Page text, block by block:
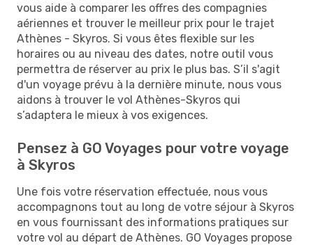
vous aide à comparer les offres des compagnies
aériennes et trouver le meilleur prix pour le trajet
Athènes - Skyros. Si vous êtes flexible sur les
horaires ou au niveau des dates, notre outil vous
permettra de réserver au prix le plus bas. S’il s'agit
d'un voyage prévu à la dernière minute, nous vous
aidons à trouver le vol Athènes-Skyros qui
s’adaptera le mieux à vos exigences.
Pensez à GO Voyages pour votre voyage
à Skyros
Une fois votre réservation effectuée, nous vous
accompagnons tout au long de votre séjour à Skyros
en vous fournissant des informations pratiques sur
votre vol au départ de Athènes. GO Voyages propose